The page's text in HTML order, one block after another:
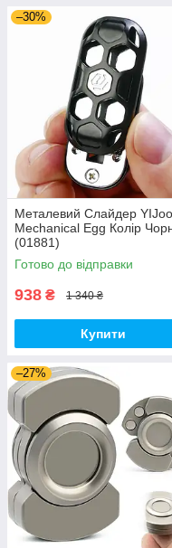
–30%
Металевий Слайдер YIJoo
Mechanical Egg Колір
(01881)
Готово до відправки
938 ₴ 1 340 ₴
Купити
–27%